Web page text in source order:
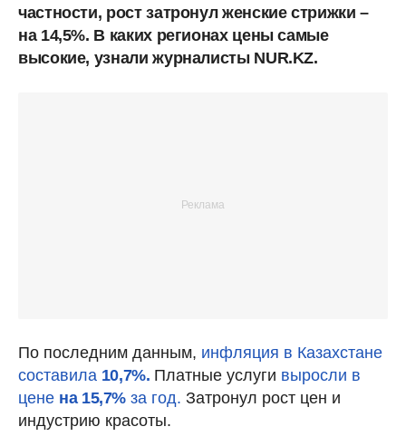
частности, рост затронул женские стрижки –
на 14,5%. В каких регионах цены самые
высокие, узнали журналисты NUR.KZ.
По последним данным, инфляция в Казахстане
составила 10,7%. Платные услуги выросли в
цене на 15,7% за год.Затронул рост цен и
индустрию красоты.